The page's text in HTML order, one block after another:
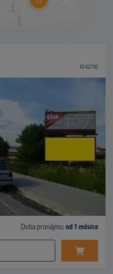
ID 42730
Doba pronájmu: od 1 měsíce